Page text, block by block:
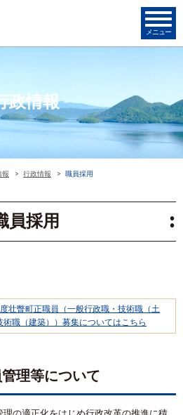
政情報
報 行政情報 職員採用
員採用
壮瞥町正職員（一般行政職・技術職（土
術職（建築））募集についてはこちら
理等について